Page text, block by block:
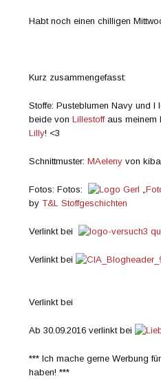
Habt noch einen chilligen
Kurz zusammengefasst:
Stoffe: Pusteblumen Navy und I
beide vonLillestoff aus
Lilly! <3
Schnittmuster:MAeleny von
Fotos: Fotos: „
byT&L Stoffgeschichten
Verlinkt bei
Verlinkt bei
Verlinkt bei
Ab 30.09.2016 verlinkt bei
*** Ich mache gerne Werbung
haben! ***